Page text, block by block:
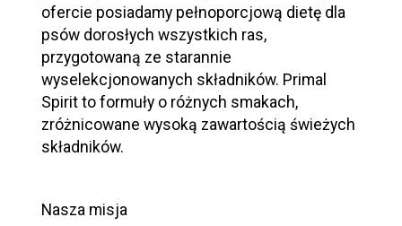
ofercie posiadamy pełnoporcjową dietę dla
psów dorosłych wszystkich ras,
przygotowaną ze starannie
wyselekcjonowanych składników. Primal
Spirit to formuły o różnych smakach,
zróżnicowane wysoką zawartością świeżych
składników.
Nasza misja